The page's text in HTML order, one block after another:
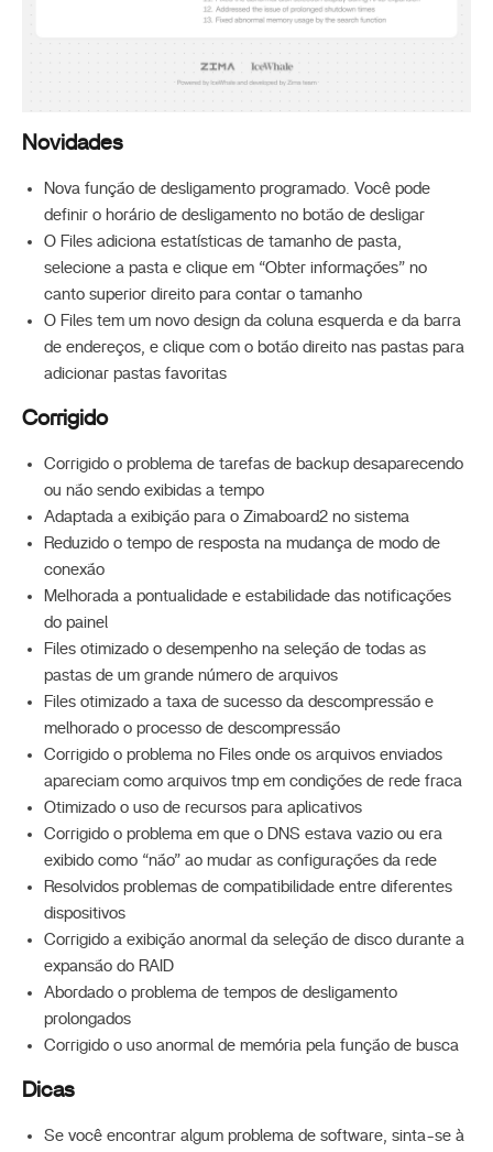
Novidades
Nova função de desligamento programado. Você pode
definir o horário de desligamento no botão de desligar
O Files adiciona estatísticas de tamanho de pasta,
selecione a pasta e clique em “Obter informações” no
canto superior direito para contar o tamanho
O Files tem um novo design da coluna esquerda e da barra
de endereços, e clique com o botão direito nas pastas para
adicionar pastas favoritas
Corrigido
Corrigido o problema de tarefas de backup desaparecendo
ou não sendo exibidas a tempo
Adaptada a exibição para o Zimaboard2 no sistema
Reduzido o tempo de resposta na mudança de modo de
conexão
Melhorada a pontualidade e estabilidade das notificações
do painel
Files otimizado o desempenho na seleção de todas as
pastas de um grande número de arquivos
Files otimizado a taxa de sucesso da descompressão e
melhorado o processo de descompressão
Corrigido o problema no Files onde os arquivos enviados
apareciam como arquivos tmp em condições de rede fraca
Otimizado o uso de recursos para aplicativos
Corrigido o problema em que o DNS estava vazio ou era
exibido como “não” ao mudar as configurações da rede
Resolvidos problemas de compatibilidade entre diferentes
dispositivos
Corrigido a exibição anormal da seleção de disco durante a
expansão do RAID
Abordado o problema de tempos de desligamento
prolongados
Corrigido o uso anormal de memória pela função de busca
Dicas
Se você encontrar algum problema de software, sinta-se à